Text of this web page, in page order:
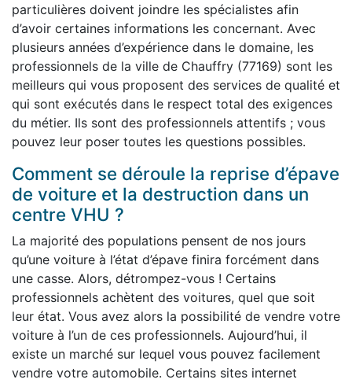
particulières doivent joindre les spécialistes afin
d’avoir certaines informations les concernant. Avec
plusieurs années d’expérience dans le domaine, les
professionnels de la ville de Chauffry (77169) sont les
meilleurs qui vous proposent des services de qualité et
qui sont exécutés dans le respect total des exigences
du métier. Ils sont des professionnels attentifs ; vous
pouvez leur poser toutes les questions possibles.
Comment se déroule la reprise d’épave
de voiture et la destruction dans un
centre VHU ?
La majorité des populations pensent de nos jours
qu’une voiture à l’état d’épave finira forcément dans
une casse. Alors, détrompez-vous ! Certains
professionnels achètent des voitures, quel que soit
leur état. Vous avez alors la possibilité de vendre votre
voiture à l’un de ces professionnels. Aujourd’hui, il
existe un marché sur lequel vous pouvez facilement
vendre votre automobile. Certains sites internet